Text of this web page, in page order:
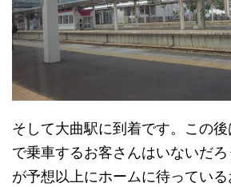
そして大曲駅に到着です。この
で乗車するお客さんはいないだ
が予想以上にホームに待ってい